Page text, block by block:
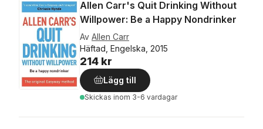
Allen Carr's Quit Drinking Without
Willpower: Be a Happy Nondrinker
Av Allen Carr
Häftad, Engelska, 2015
214 kr
Lägg till
Skickas inom 3-6 vardagar